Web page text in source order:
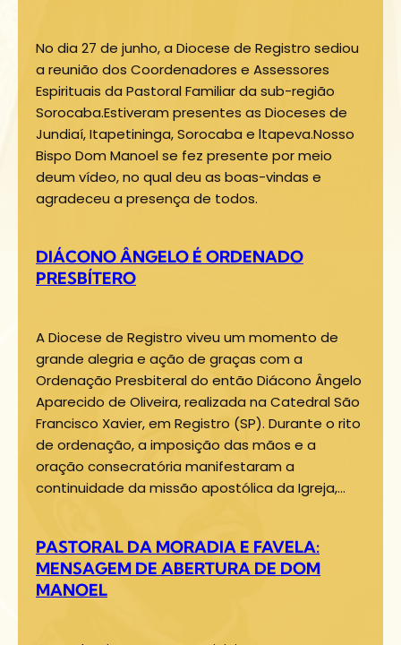
No dia 27 de junho, a Diocese de Registro sediou
a reunião dos Coordenadores e Assessores
Espirituais da Pastoral Familiar da sub-região
Sorocaba.Estiveram presentes as Dioceses de
Jundiaí, Itapetininga, Sorocaba e ltapeva.Nosso
Bispo Dom Manoel se fez presente por meio
deum vídeo, no qual deu as boas-vindas e
agradeceu a presença de todos.
DIÁCONO ÂNGELO É ORDENADO
PRESBÍTERO
A Diocese de Registro viveu um momento de
grande alegria e ação de graças com a
Ordenação Presbiteral do então Diácono Ângelo
Aparecido de Oliveira, realizada na Catedral São
Francisco Xavier, em Registro (SP). Durante o rito
de ordenação, a imposição das mãos e a
oração consecratória manifestaram a
continuidade da missão apostólica da Igreja,…
PASTORAL DA MORADIA E FAVELA:
MENSAGEM DE ABERTURA DE DOM
MANOEL